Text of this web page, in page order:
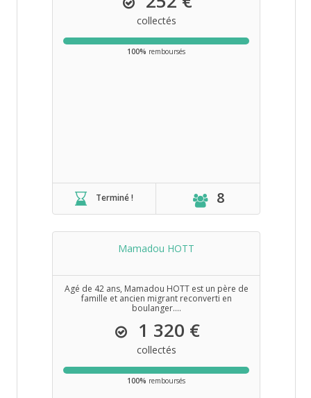
collectés
100% remboursés
Terminé ! 8
Mamadou HOTT
Agé de 42 ans, Mamadou HOTT est un père de
famille et ancien migrant reconverti en
boulanger....
1 320 €
collectés
100% remboursés